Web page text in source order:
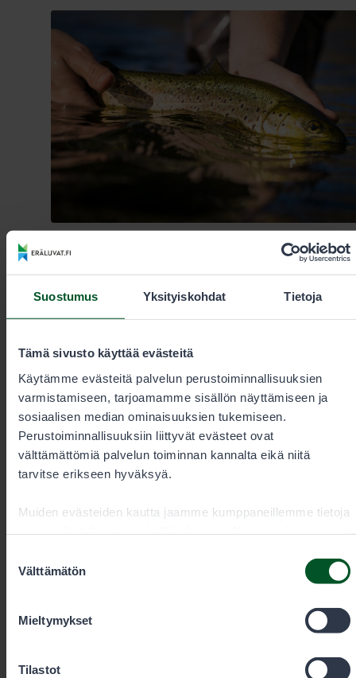
Suostumus Yksityiskohdat Tietoja
Tämä sivusto käyttää evästeitä
Käytämme evästeitä palvelun perustoiminnallisuuksien
varmistamiseen, tarjoamamme sisällön näyttämiseen ja
sosiaalisen median ominaisuuksien tukemiseen.
Perustoiminnallisuuksiin liittyvät evästeet ovat
välttämättömiä palvelun toiminnan kannalta eikä niitä
tarvitse erikseen hyväksyä.
Muiden evästeiden kautta jaamme kumppaneillemme tietoja
antanut heille tai joita on kerätty, kun olet käyttänyt heidän
valinta
Välttämätön
Mieltymykset
Tilastot
14.7.2025
Kalastus
kalastusta
Viileä kesä on kääntynyt helteiseksi ja vedet
lämpenevät vauhdilla. Lämpimät vedet ovat lohikaloille
tukalia, eivätkä ne välttämättä toivu vapauttamisen
jälkeen. Metsähallitus suositteleekin välttämään
lohikalojen kalastusta ja keskittämään pyynnin lämpöä
paremmin sietäviin lajeihin.